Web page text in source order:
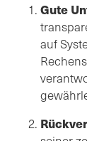
Gute
auf